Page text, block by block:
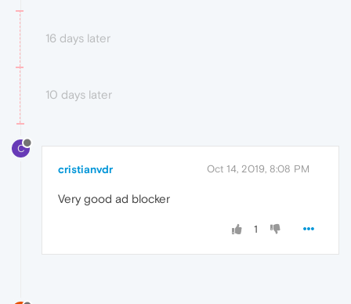
16 days later
10 days later
C
cristianvdr Oct 14, 2019, 8:08 PM
Very good ad blocker
1